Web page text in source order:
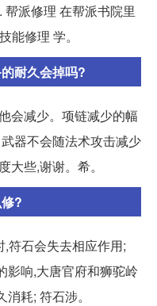
派修理 在帮派书院里
能修理 学。
耐久会掉吗?
会减少。项链减少的幅
器不会随法术攻击减少
些,谢谢。希。
?
符石会失去相应作用;
影响,大唐官府和狮驼岭
耗; 符石涉。